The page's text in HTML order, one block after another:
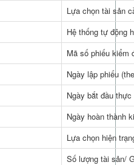
Lựa chọn tài sản
Hệ thống tự động
Mã số phiếu kiểm
Ngày lập phiếu
Ngày bắt đầu
Ngày hoàn thành
Lựa chọn hiện
Số lượng tài sản/